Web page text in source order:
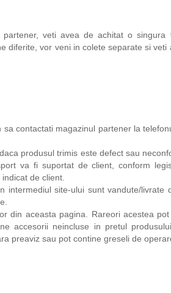
veti avea de achitat o singura
diferite, vor veni in colete separate si veti
contactati magazinul partener la
produsul trimis este defect sau
va fi suportat de client, conform
de client.
intermediul site-ului sunt vandute/livrate
din aceasta pagina. Rareori acestea
accesorii neincluse in pretul
preaviz sau pot contine greseli de